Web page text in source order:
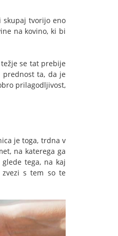
skupaj tvorijo eno
na kovino, ki bi
se tat prebije
prednost ta, da je
prilagodljivost,
je toga, trdna v
na katerega ga
tega, na kaj
zvezi s tem so te